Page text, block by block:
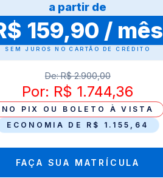
a partir de
159,90 / mês
SEM JUROS NO CARTÃO DE CRÉDITO
De: R$ 2.900,00
Por: R$ 1.744,36
NO PIX OU BOLETO À VISTA
ECONOMIA DE R$ 1.155,64
FAÇA SUA MATRÍCULA